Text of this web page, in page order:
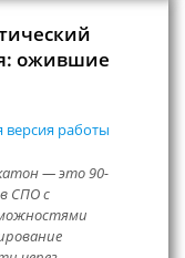
ожившие
версия работы
— это 90-
СПО с